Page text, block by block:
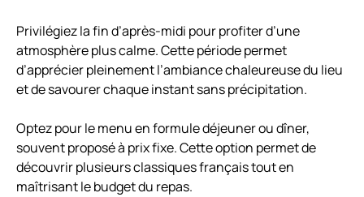
Privilégiez la fin d’après-midi pour profiter d’une
atmosphère plus calme. Cette période permet
d’apprécier pleinement l’ambiance chaleureuse du lieu
et de savourer chaque instant sans précipitation.
Optez pour le menu en formule déjeuner ou dîner,
souvent proposé à prix fixe. Cette option permet de
découvrir plusieurs classiques français tout en
maîtrisant le budget du repas.